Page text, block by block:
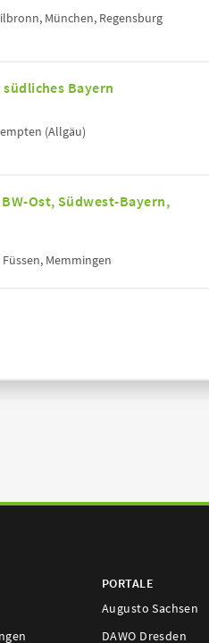
München, Regensburg
Bayern
(Allgäu)
Ost, Südwest-Bayern,
Memmingen
PORTALE
Augusto Sachsen
DAWO Dresden